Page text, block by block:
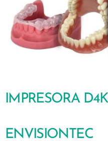
IMPRESORA
ENVISIONTEC